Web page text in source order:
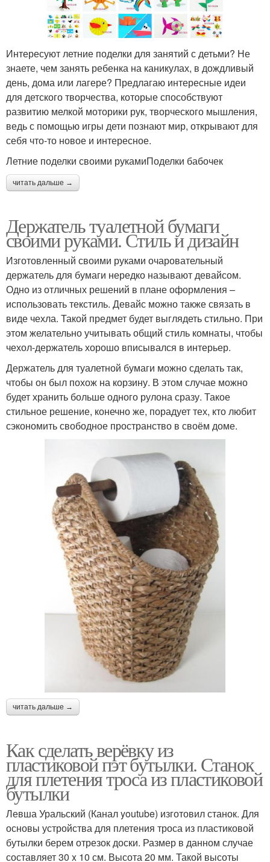
Интересуют летние поделки для занятий с детьми? Не
знаете, чем занять ребенка на каникулах, в дождливый
день, дома или лагере? Предлагаю интересные идеи
для детского творчества, которые способствуют
развитию мелкой моторики рук, творческого мышления,
ведь с помощью игры дети познают мир, открывают для
себя что-то новое и интересное.
Летние поделки своими рукамиПоделки бабочек
читать дальше →
Держатель туалетной бумаги
своими руками. Стиль и дизайн
Изготовленный своими руками очаровательный
держатель для бумаги нередко называют девайсом.
Одно из отличных решений в плане оформления –
использовать текстиль. Девайс можно также связать в
виде чехла. Такой предмет будет выглядеть стильно. При
этом желательно учитывать общий стиль комнаты, чтобы
чехол-держатель хорошо вписывался в интерьер.
Держатель для туалетной бумаги можно сделать так,
чтобы он был похож на корзину. В этом случае можно
будет хранить больше одного рулона сразу. Такое
стильное решение, конечно же, порадует тех, кто любит
сэкономить свободное пространство в своём доме.
читать дальше →
Как сделать верёвку из
пластиковой пэт бутылки. Станок
для плетения троса из пластиковой
бутылки
Левша Уральский (Канал youtube) изготовил станок. Для
основы устройства для плетения троса из пластиковой
бутылки берем отрезок доски. Размер в данном случае
составляет 30 x 10 см. Высота 20 мм. Такой высоты